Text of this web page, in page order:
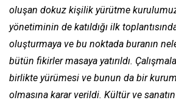
oluşan dokuz kişilik yürütme
yönetiminin de katıldığı ilk
oluşturmaya ve bu noktada buranın
bütün fikirler masaya yatırıldı.
birlikte yürümesi ve bunun da bir
olmasına karar verildi. Kültür ve sanatın